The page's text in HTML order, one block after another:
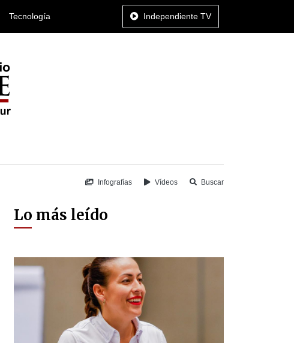
Tecnología Independiente TV
Infografías Vídeos Buscar
Lo más leído